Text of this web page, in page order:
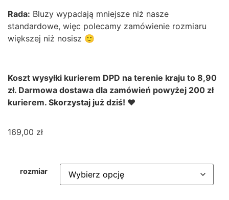
Rada: Bluzy wypadają mniejsze niż nasze
standardowe, więc polecamy zamówienie rozmiaru
większej niż nosisz 🙂
Koszt wysyłki kurierem DPD na terenie kraju to 8,90
zł. Darmowa dostawa dla zamówień powyżej 200 zł
kurierem. Skorzystaj już dziś! ❤
169,00 zł
rozmiar